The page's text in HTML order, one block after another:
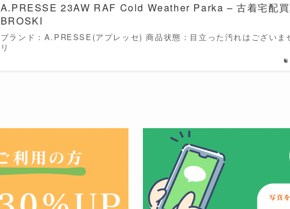
A.PRESSE 23AW RAF Cold Weather Parka – 古着宅配
BROSKI
ブランド：A.PRESSE(アプレッセ) 商品状態：目立った汚れはござい
リ